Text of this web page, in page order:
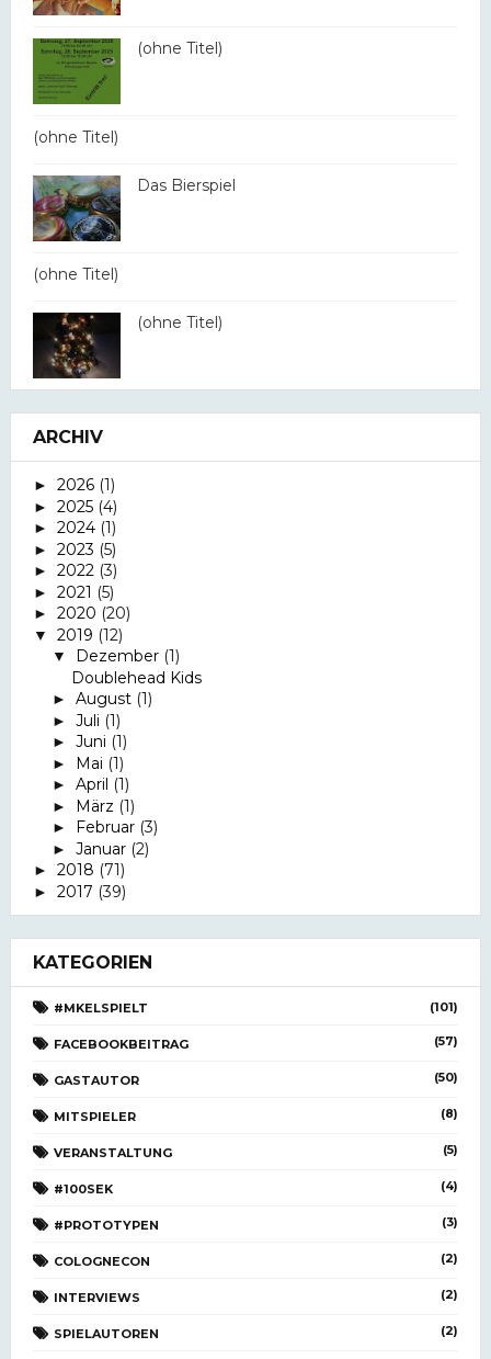
(ohne Titel)
(ohne Titel)
Das Bierspiel
(ohne Titel)
(ohne Titel)
ARCHIV
► 2026 (1)
► 2025 (4)
► 2024 (1)
► 2023 (5)
► 2022 (3)
► 2021 (5)
► 2020 (20)
▼ 2019 (12)
▼ Dezember (1)
Doublehead Kids
► August (1)
► Juli (1)
► Juni (1)
► Mai (1)
► April (1)
► März (1)
► Februar (3)
► Januar (2)
► 2018 (71)
► 2017 (39)
KATEGORIEN
#MKELSPIELT (101)
FACEBOOKBEITRAG (57)
GASTAUTOR (50)
MITSPIELER (8)
VERANSTALTUNG (5)
#100SEK (4)
#PROTOTYPEN (3)
COLOGNECON (2)
INTERVIEWS (2)
SPIELAUTOREN (2)